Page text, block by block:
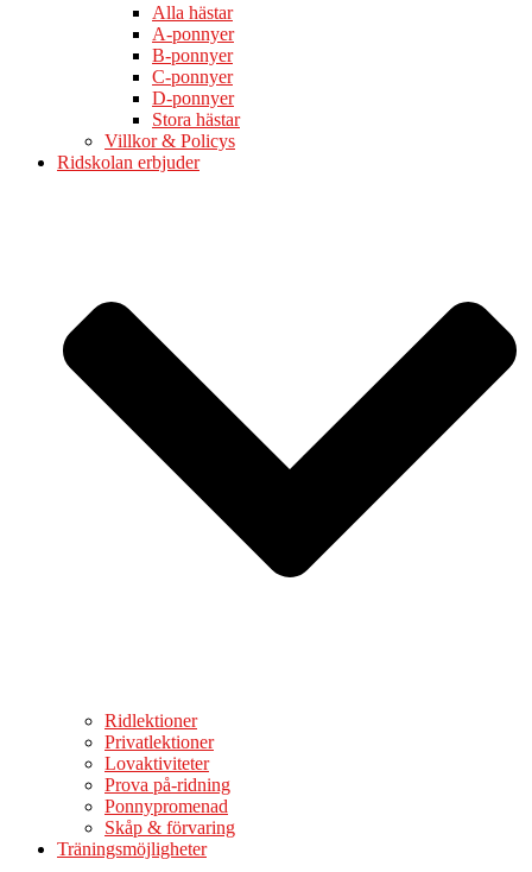
Alla hästar
A-ponnyer
B-ponnyer
C-ponnyer
D-ponnyer
Stora hästar
Villkor & Policys
Ridskolan erbjuder
Ridlektioner
Privatlektioner
Lovaktiviteter
Prova på-ridning
Ponnypromenad
Skåp & förvaring
Träningsmöjligheter